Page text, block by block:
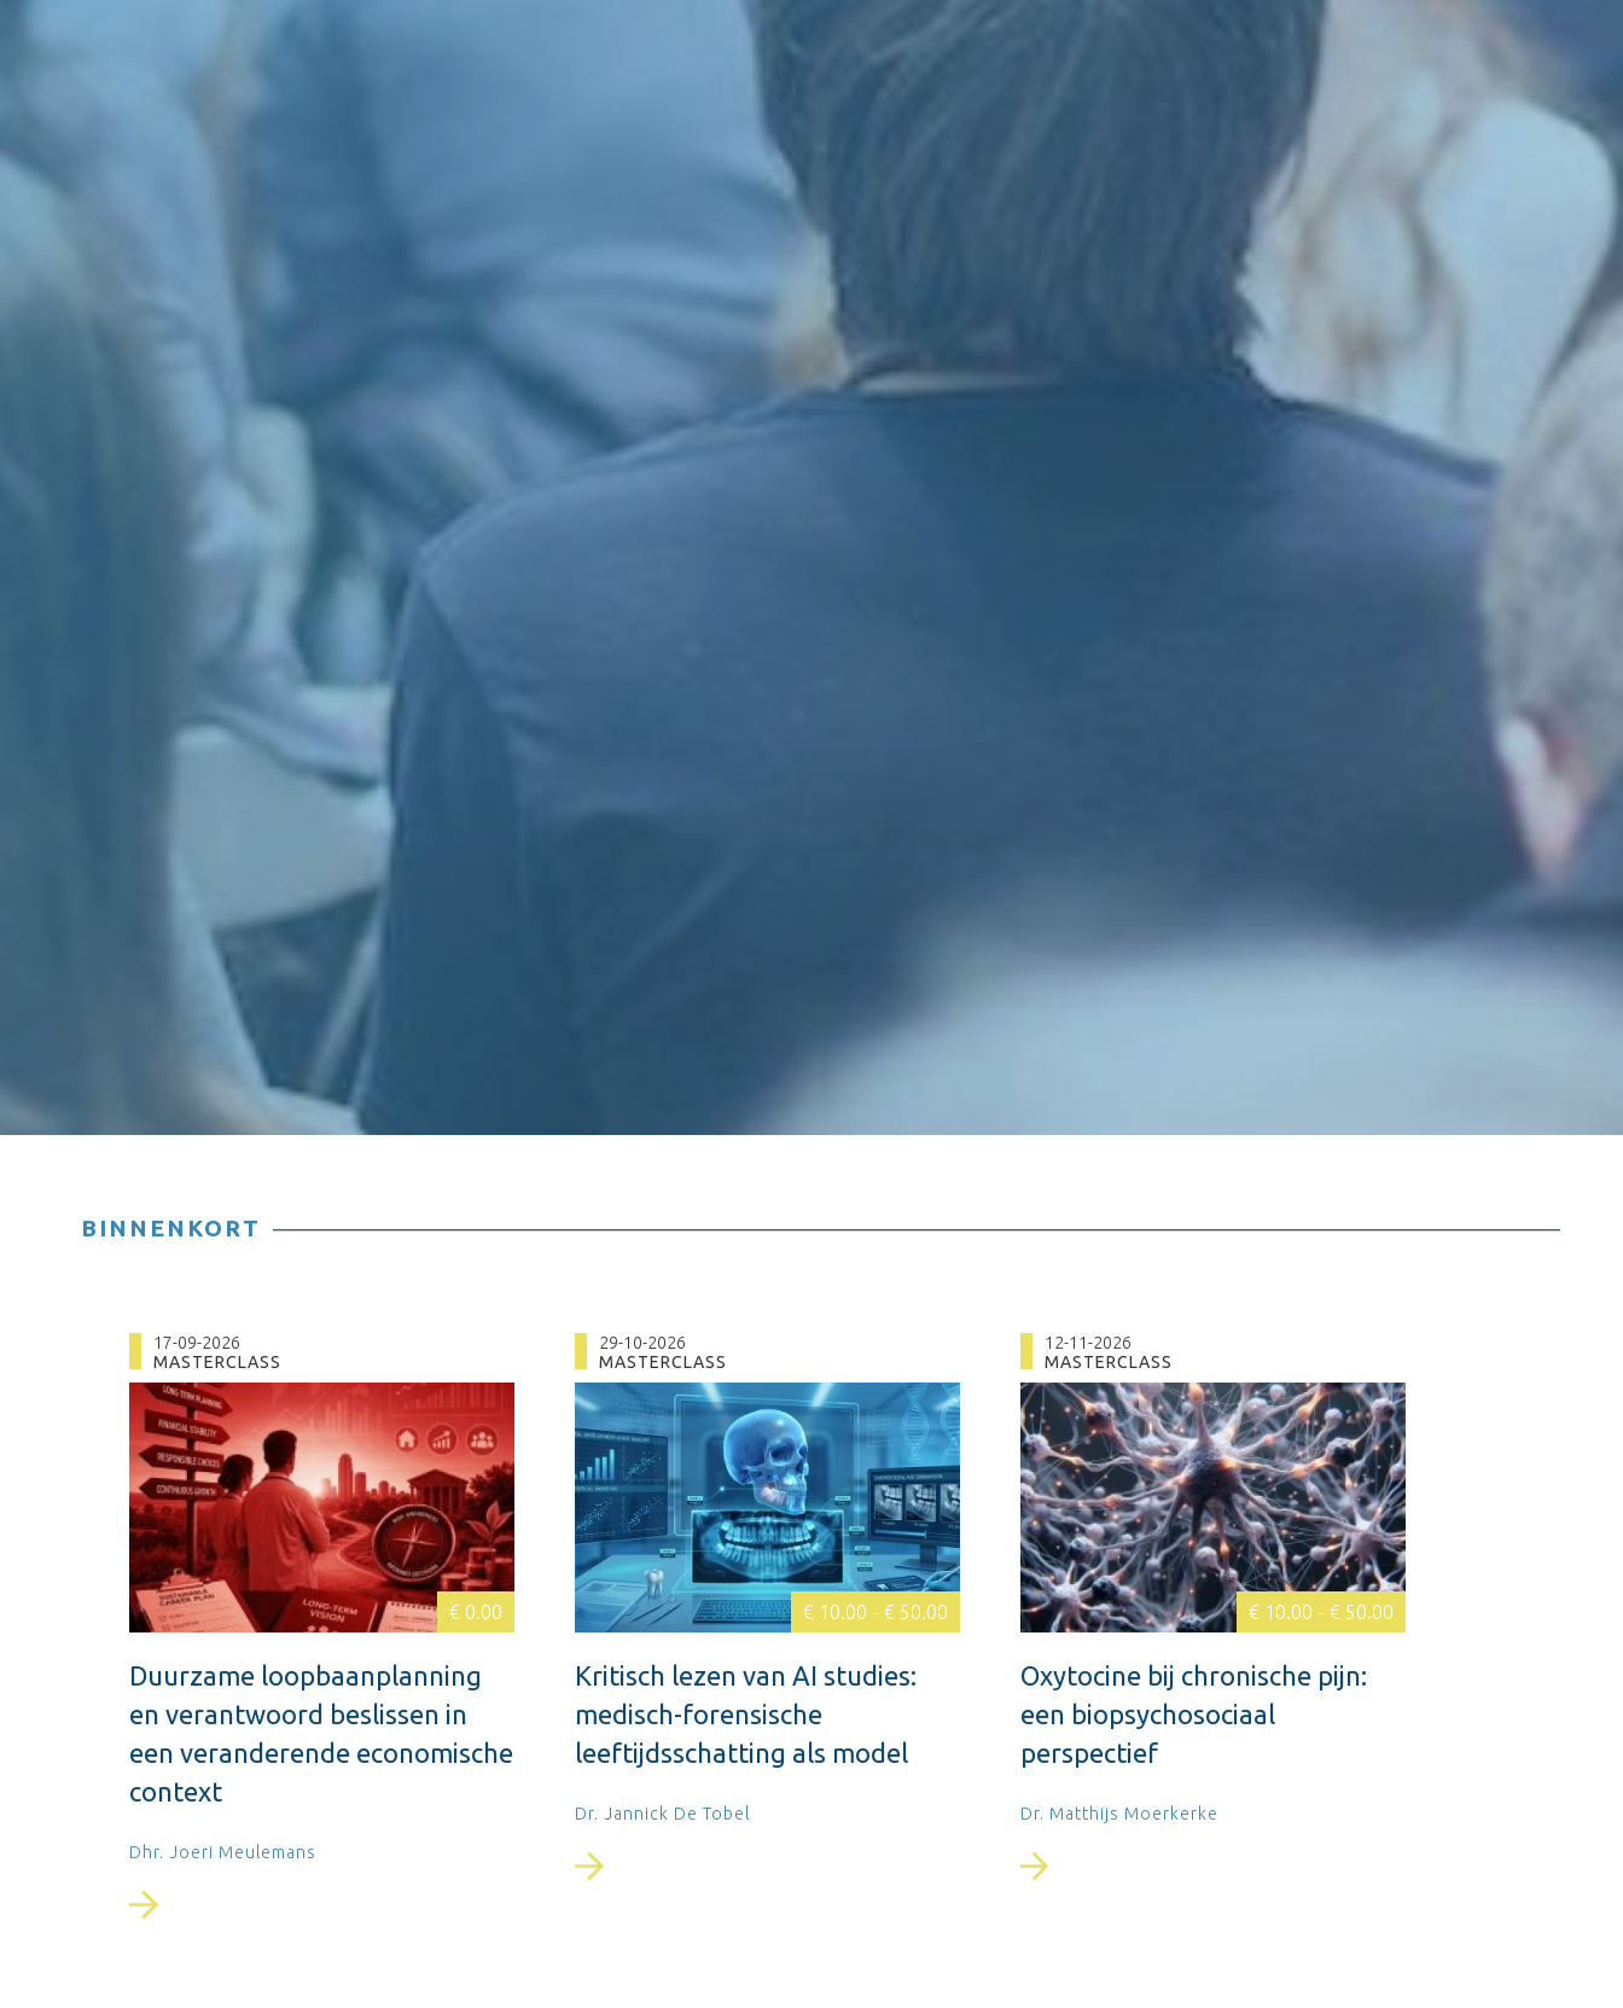
BINNENKORT
17-09-2026
MASTERCLASS
€ 0.00
Duurzame loopbaanplanning
en verantwoord beslissen in
een veranderende economische
context
Dhr. Joeri Meulemans
29-10-2026
MASTERCLASS
€ 10.00 - € 50.00
Kritisch lezen van AI studies:
medisch-forensische
leeftijdsschatting als model
Dr. Jannick De Tobel
12-11-2026
MASTERCLASS
€ 10.00 - € 50.00
Oxytocine bij chronische pijn:
een biopsychosociaal
perspectief
Dr. Matthijs Moerkerke